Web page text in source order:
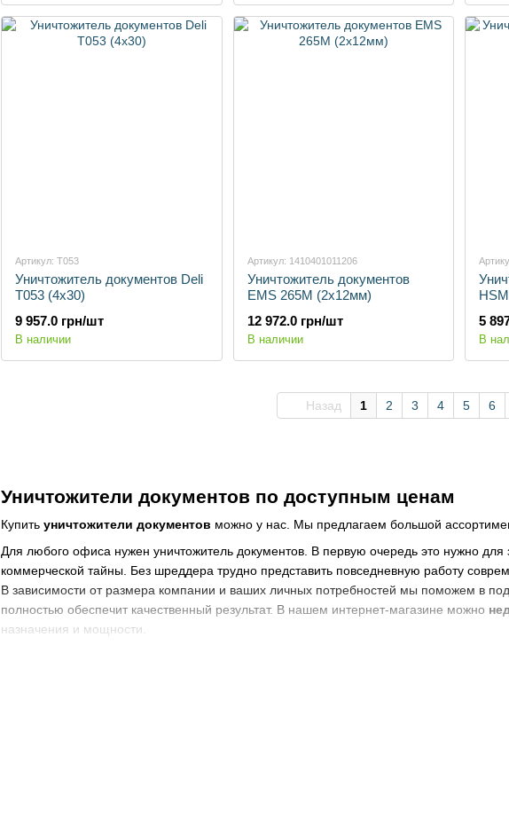
Уничтожители документов по доступным ценам
Купить уничтожители документов можно у нас. Мы предлагаем большой
Для любого офиса нужен уничтожитель документов. В первую очередь это нужно
коммерческой тайны. Без шреддера трудно представить повседневную работу
В зависимости от размера компании и ваших личных потребностей мы поможем в
полностью обеспечит качественный результат. В нашем интернет-магазине можно
назначения и мощности.
Артикул: T053
Уничтожитель документов Deli
T053 (4х30)
9 957.0 грн/шт
В наличии
Артикул: 1410401011206
Уничтожитель документов
EMS 265M (2х12мм)
12 972.0 грн/шт
В наличии
5
В
Назад 1 2 3 4 5 6